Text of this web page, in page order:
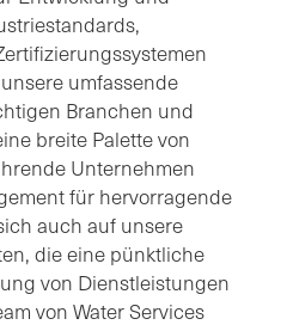
umfassende
Branchen und
breite Palette von
Unternehmen
für hervorragende
auch auf unsere
die eine pünktliche
von Dienstleistungen
von Water Services